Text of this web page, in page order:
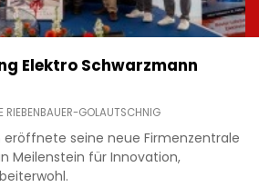
Elektro Schwarzmann
RIEBENBAUER-GOLAUTSCHNIG
eröffnete seine neue Firmenzentrale
Meilenstein für Innovation,